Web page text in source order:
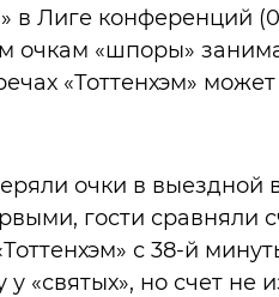
в Лиге конференций
очкам «шпоры»
«Тоттенхэм»
очки в выездной
гости сравняли
с 38-й
«святых», но счет не